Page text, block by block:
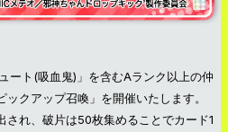
ート(吸血鬼)」を含むAランク以上の仲
クアップ召喚」を開催いたします。
され、破片は50枚集めることでカード1